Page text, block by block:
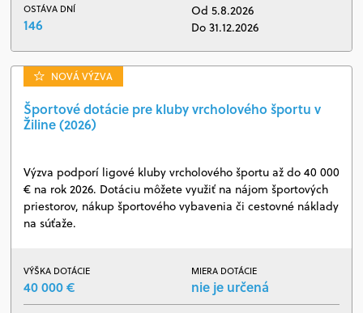
OSTÁVA DNÍ
146
Od 5.8.2026
Do 31.12.2026
NOVÁ VÝZVA
Športové dotácie pre kluby vrcholového športu v
Žiline (2026)
Výzva podporí ligové kluby vrcholového športu až do 40 000
€ na rok 2026. Dotáciu môžete využiť na nájom športových
priestorov, nákup športového vybavenia či cestovné náklady
na súťaže.
VÝŠKA DOTÁCIE
40 000 €
MIERA DOTÁCIE
nie je určená